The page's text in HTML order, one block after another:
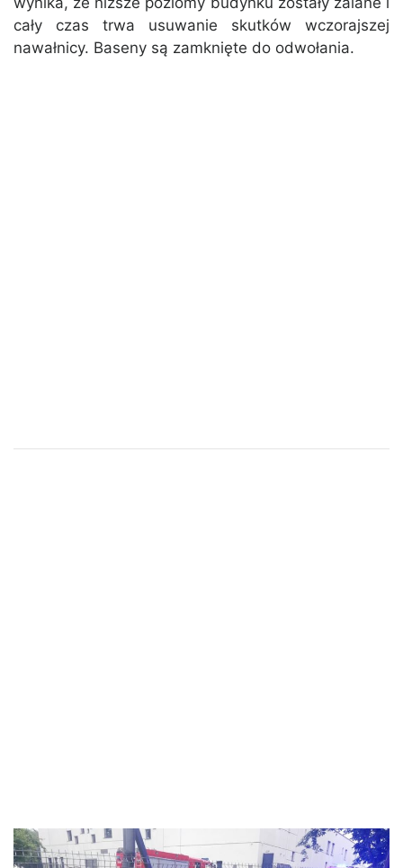
cały czas trwa usuwanie skutków wczorajszej
nawałnicy. Baseny są zamknięte do odwołania.